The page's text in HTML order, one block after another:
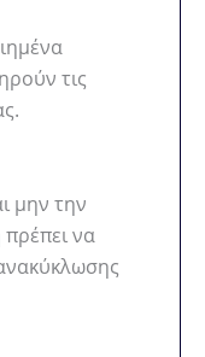
τις
μην την
να